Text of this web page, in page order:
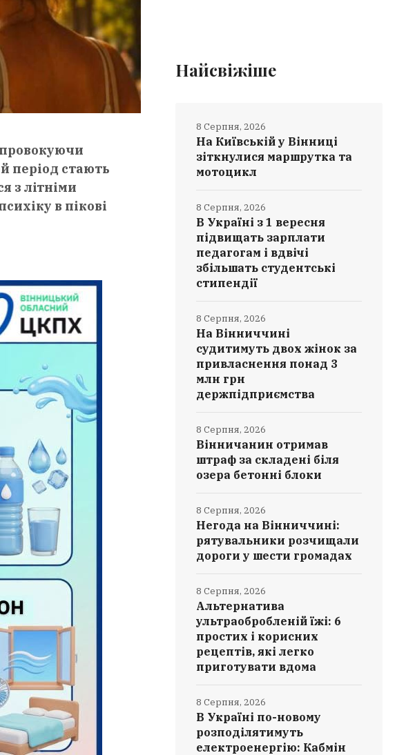
провокуючи
період стають
з літніми
в пікові
Найсвіжіше
На Київській у Вінниці
зіткнулися маршрутка та
мотоцикл
8 Серпня, 2026
В Україні з 1 вересня
підвищать зарплати
педагогам і вдвічі
збільшать студентські
стипендії
8 Серпня, 2026
На Вінниччині
судитимуть двох жінок за
привласнення понад 3
млн грн
держпідприємства
8 Серпня, 2026
Вінничанин отримав
штраф за складені біля
озера бетонні блоки
8 Серпня, 2026
Негода на Вінниччині:
рятувальники розчищали
дороги у шести громадах
8 Серпня, 2026
Альтернатива
ультраобробленій їжі: 6
простих і корисних
рецептів, які легко
приготувати вдома
8 Серпня, 2026
В Україні по-новому
розподілятимуть
електроенергію: Кабмін
8 Серпня, 2026